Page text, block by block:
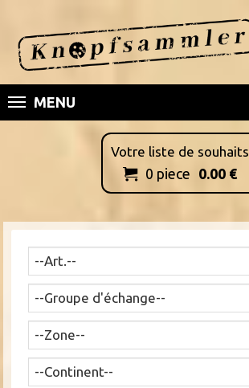
MENU
Votre liste de souhaits
 0 piece 0.00 €